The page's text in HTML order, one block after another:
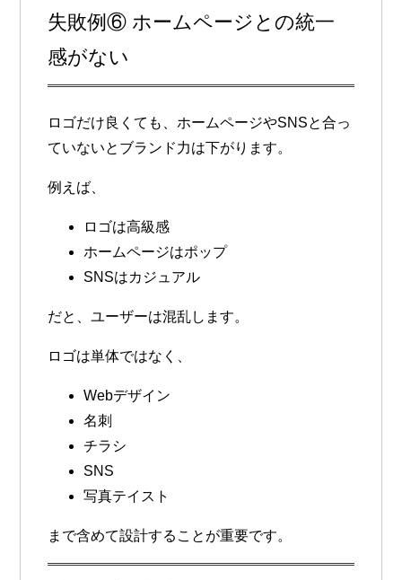
失敗例⑥ ホームページとの統一
感がない
ロゴだけ良くても、ホームページやSNSと合っ
ていないとブランド力は下がります。
例えば、
ロゴは高級感
ホームページはポップ
SNSはカジュアル
だと、ユーザーは混乱します。
ロゴは単体ではなく、
Webデザイン
名刺
チラシ
SNS
写真テイスト
まで含めて設計することが重要です。